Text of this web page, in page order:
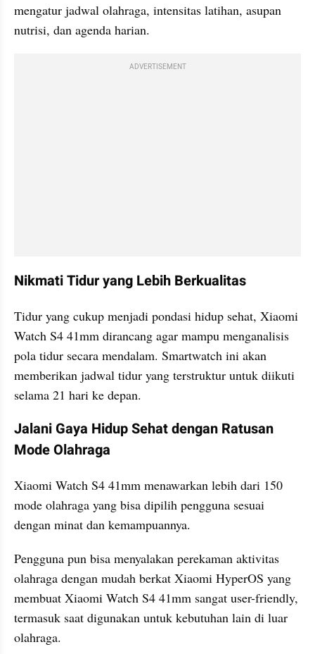
mengatur jadwal olahraga, intensitas latihan, asupan
nutrisi, dan agenda harian.
ADVERTISEMENT
Nikmati Tidur yang Lebih Berkualitas
Tidur yang cukup menjadi pondasi hidup sehat, Xiaomi
Watch S4 41mm dirancang agar mampu menganalisis
pola tidur secara mendalam. Smartwatch ini akan
memberikan jadwal tidur yang terstruktur untuk diikuti
selama 21 hari ke depan.
Jalani Gaya Hidup Sehat dengan Ratusan
Mode Olahraga
Xiaomi Watch S4 41mm menawarkan lebih dari 150
mode olahraga yang bisa dipilih pengguna sesuai
dengan minat dan kemampuannya.
Pengguna pun bisa menyalakan perekaman aktivitas
olahraga dengan mudah berkat Xiaomi HyperOS yang
membuat Xiaomi Watch S4 41mm sangat user-friendly,
termasuk saat digunakan untuk kebutuhan lain di luar
olahraga.